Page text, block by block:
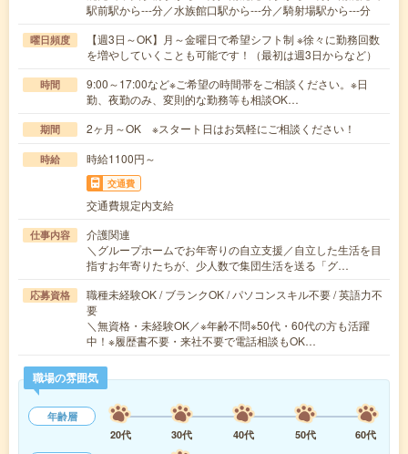
駅前駅から---分／水族館口駅から---分／騎射場駅から---分
曜日頻度
【週3日～OK】月～金曜日で希望シフト制 ※徐々に勤務回数
を増やしていくことも可能です！（最初は週3日からなど）
時間
9:00～17:00など※ご希望の時間帯をご相談ください。※日
勤、夜勤のみ、変則的な勤務等も相談OK…
期間 2ヶ月～OK ※スタート日はお気軽にご相談ください！
時給 時給1100円～
交通費
交通費規定内支給
仕事内容
介護関連
＼グループホームでお年寄りの自立支援／自立した生活を目
指すお年寄りたちが、少人数で集団生活を送る「グ…
応募資格
職種未経験OK / ブランクOK / パソコンスキル不要 / 英語力不
要
＼無資格・未経験OK／※年齢不問※50代・60代の方も活躍
中！※履歴書不要・来社不要で電話相談もOK…
職場の雰囲気
年齢層
20代
30代 40代 50代
60代